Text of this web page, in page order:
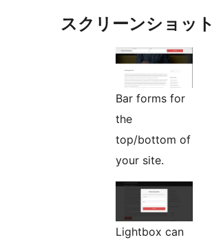
スクリーンショット
Bar forms for
the
top/bottom of
your site.
Lightbox can